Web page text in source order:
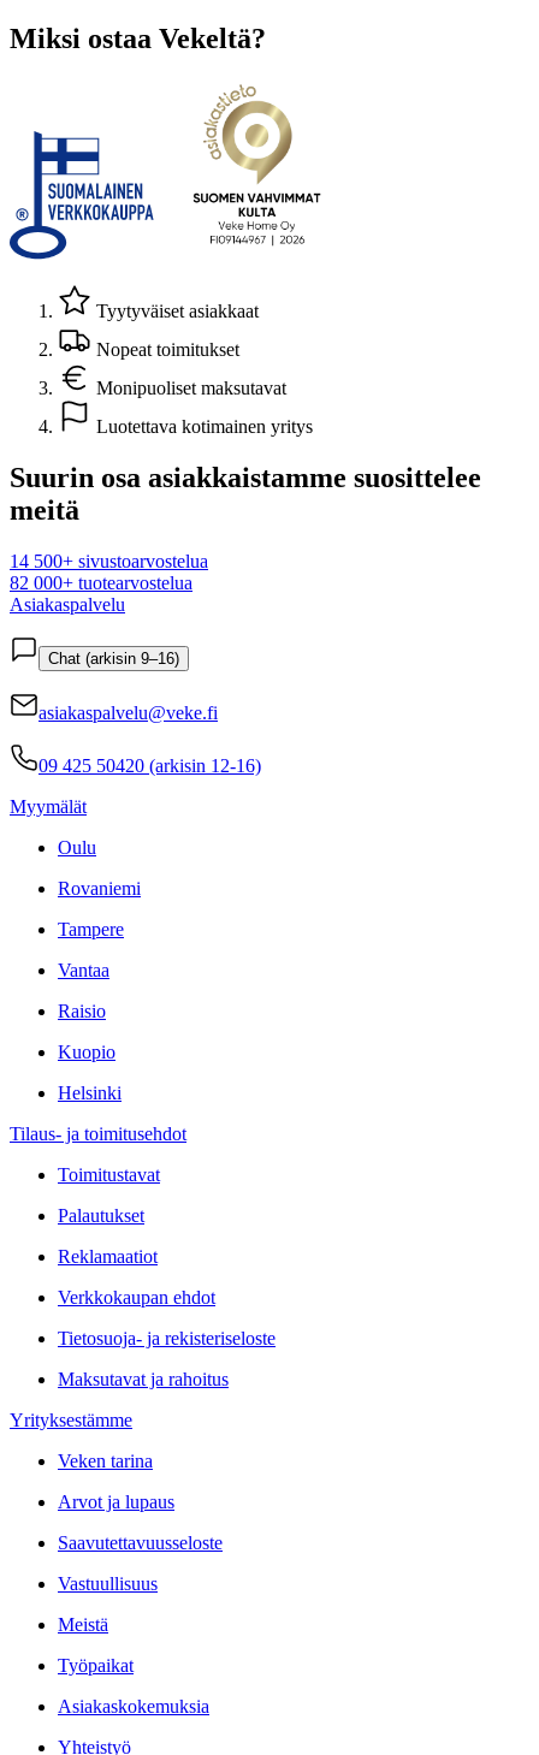
Miksi ostaa Vekeltä?
Tyytyväiset asiakkaat
Nopeat toimitukset
Monipuoliset maksutavat
Luotettava kotimainen yritys
Suurin osa asiakkaistamme suosittelee
meitä
14 500+ sivustoarvostelua
82 000+ tuotearvostelua
Asiakaspalvelu
Chat (arkisin 9–16)
asiakaspalvelu@veke.fi
09 425 50420 (arkisin 12-16)
Myymälät
Oulu
Rovaniemi
Tampere
Vantaa
Raisio
Kuopio
Helsinki
Tilaus- ja toimitusehdot
Toimitustavat
Palautukset
Reklamaatiot
Verkkokaupan ehdot
Tietosuoja- ja rekisteriseloste
Maksutavat ja rahoitus
Yrityksestämme
Veken tarina
Arvot ja lupaus
Saavutettavuusseloste
Vastuullisuus
Meistä
Työpaikat
Asiakaskokemuksia
Yhteistyö